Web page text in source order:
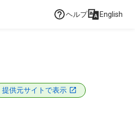
ヘルプ English
提供元サイトで表示